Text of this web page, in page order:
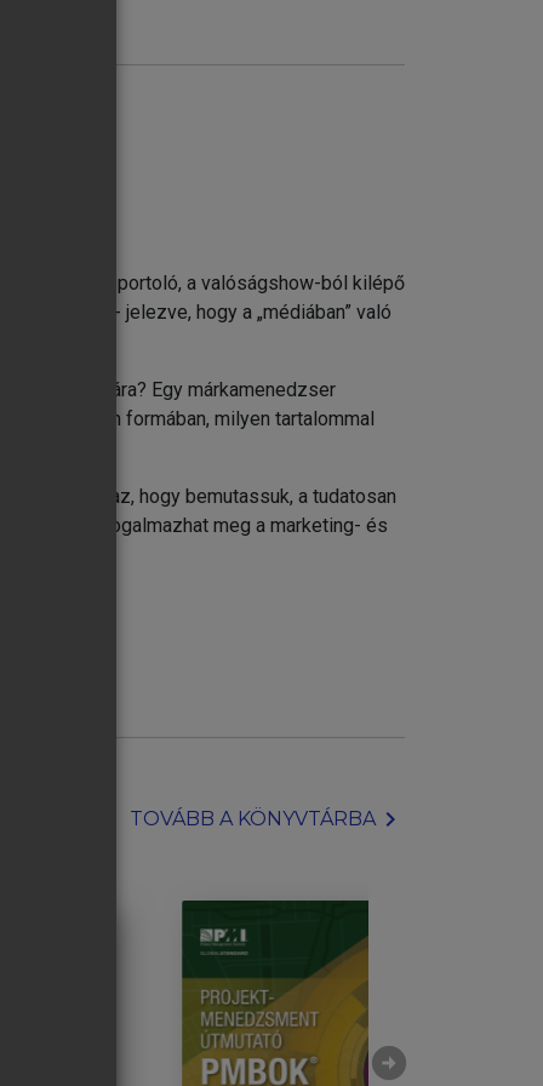
megváló élsportoló, a valóságshow-ból kilépő
- jelezve, hogy a „médiában” való
számára? Egy márkamenedzser
mikor, milyen formában, milyen tartalommal
a célunk az, hogy bemutassuk, a tudatosan
fogalmazhat meg a marketing- és
TOVÁBB A KÖNYVTÁRBAchevron_right
arrow_circle_right